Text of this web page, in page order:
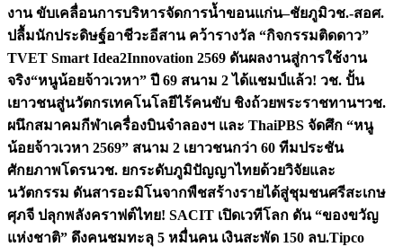
งาน ขับเคลื่อนการบริหารจัดการน้ำขอนแก่น–ชัยภูมิวช.-สอศ.
ปลื้มนักประดิษฐ์อาชีวะอีสาน คว้ารางวัล “กิจกรรมติดดาว”
TVET Smart Idea2Innovation 2569 ดันผลงานสู่การใช้งาน
จริง“หนูน้อยจ้าวเวหา” ปี 69 สนาม 2 ได้แชมป์แล้ว! วช. ปั้น
เยาวชนสู่นวัตกรเทคโนโลยีไร้คนขับ ชิงถ้วยพระราชทานฯวช.
ผนึกสมาคมกีฬาเครื่องบินจำลองฯ และ ThaiPBS จัดศึก “หนู
น้อยจ้าวเวหา 2569” สนาม 2 เยาวชนกว่า 60 ทีมประชัน
ศักยภาพโดรนวช. ยกระดับภูมิปัญญาไทยด้วยวิจัยและ
นวัตกรรม ดันสารอะมิโนจากพืชสร้างรายได้สู่ชุมชนศรีสะเกษ
ศุภจี ปลุกพลังคราฟต์ไทย! SACIT เปิดเวทีโลก ดัน “ของขวัญ
แห่งชาติ” ดึงคนชมทะลุ 5 หมื่นคน เงินสะพัด 150 ลบ.Tipco